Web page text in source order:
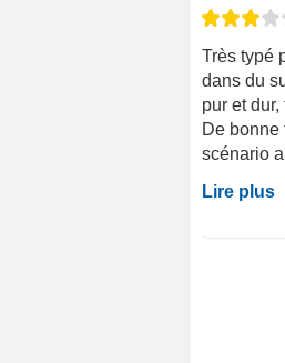
Très typé
dans du
pur et
De bonne
scénario
Lire plus